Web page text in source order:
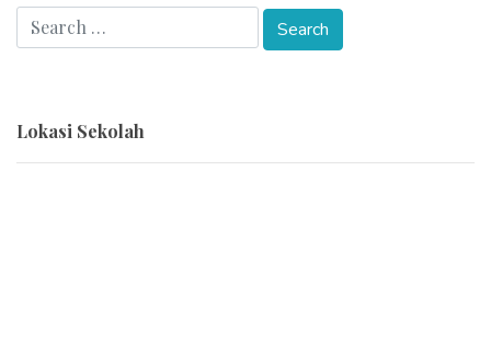
Lokasi Sekolah